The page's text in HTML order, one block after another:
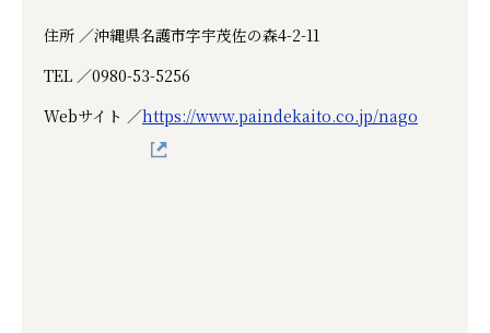
住所 ／沖縄県名護市字宇茂佐の森4-2-11
TEL ／0980-53-5256
Webサイト ／https://www.paindekaito.co.jp/nago